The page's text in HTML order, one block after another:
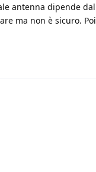
antenna dipende dal
ma non è sicuro. Poi